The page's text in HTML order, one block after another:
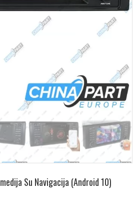
Su Navigacija (Android 10)